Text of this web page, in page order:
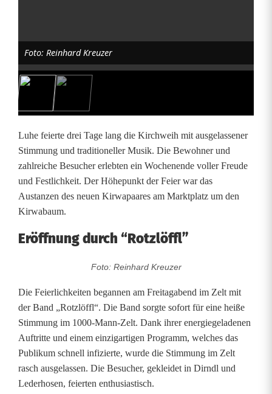
e
i
e
t
e
a
u
s
e
l
a
s
s
Foto: Reinhard Kreuzer
Luhe feierte drei Tage lang die Kirchweih mit ausgelassener
Stimmung und traditioneller Musik. Die Bewohner und
zahlreiche Besucher erlebten ein Wochenende voller Freude
und Festlichkeit. Der Höhepunkt der Feier war das
Austanzen des neuen Kirwapaares am Marktplatz um den
Kirwabaum.
Eröffnung durch “Rotzlöffl”
Foto: Reinhard Kreuzer
Die Feierlichkeiten begannen am Freitagabend im Zelt mit
der Band „Rotzlöffl“. Die Band sorgte sofort für eine heiße
Stimmung im 1000-Mann-Zelt. Dank ihrer energiegeladenen
Auftritte und einem einzigartigen Programm, welches das
Publikum schnell infizierte, wurde die Stimmung im Zelt
rasch ausgelassen. Die Besucher, gekleidet in Dirndl und
Lederhosen, feierten enthusiastisch.